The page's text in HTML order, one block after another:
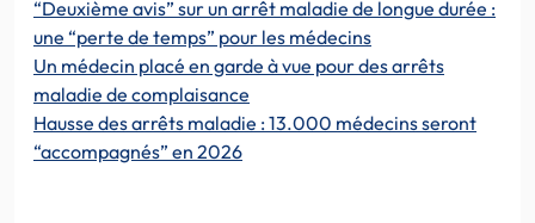
“Deuxième avis” sur un arrêt maladie de longue durée :
une “perte de temps” pour les médecins
Un médecin placé en garde à vue pour des arrêts
maladie de complaisance
Hausse des arrêts maladie : 13.000 médecins seront
“accompagnés” en 2026